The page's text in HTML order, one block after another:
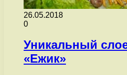
26.05.2018
0
Уникальный
«Ежик»